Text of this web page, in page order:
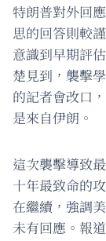
特朗普對外回
思的回答則較
意識到早期評
楚見到，襲擊
的記者會改口
是來自伊朗。
這次襲擊導致
十年最致命的
在繼續，強調
未有回應。報